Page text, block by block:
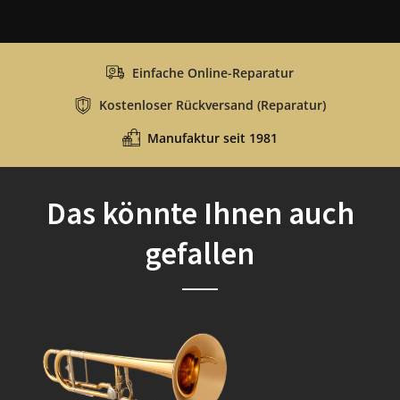
Einfache Online-Reparatur
Kostenloser Rückversand (Reparatur)
Manufaktur seit 1981
Das könnte Ihnen auch
gefallen